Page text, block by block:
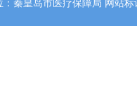
：秦皇岛市医疗保障局 网站